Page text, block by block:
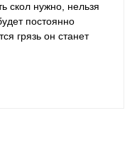
скол нужно, нельзя
постоянно
грязь он станет